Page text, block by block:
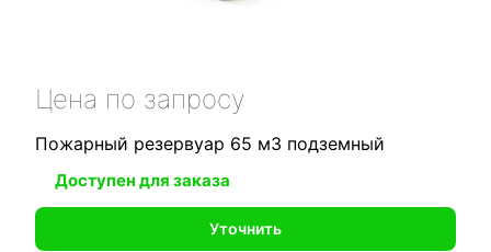
Пожарный резервуар 65 м3 подземный
Доступен для заказа
Цена по запросу
Уточнить